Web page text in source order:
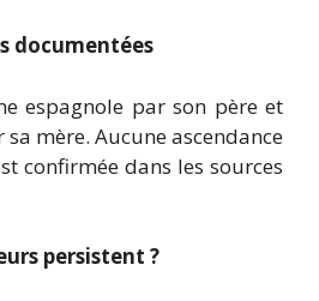
documentées
espagnole par son père et
mère. Aucune ascendance
confirmée dans les sources
persistent ?